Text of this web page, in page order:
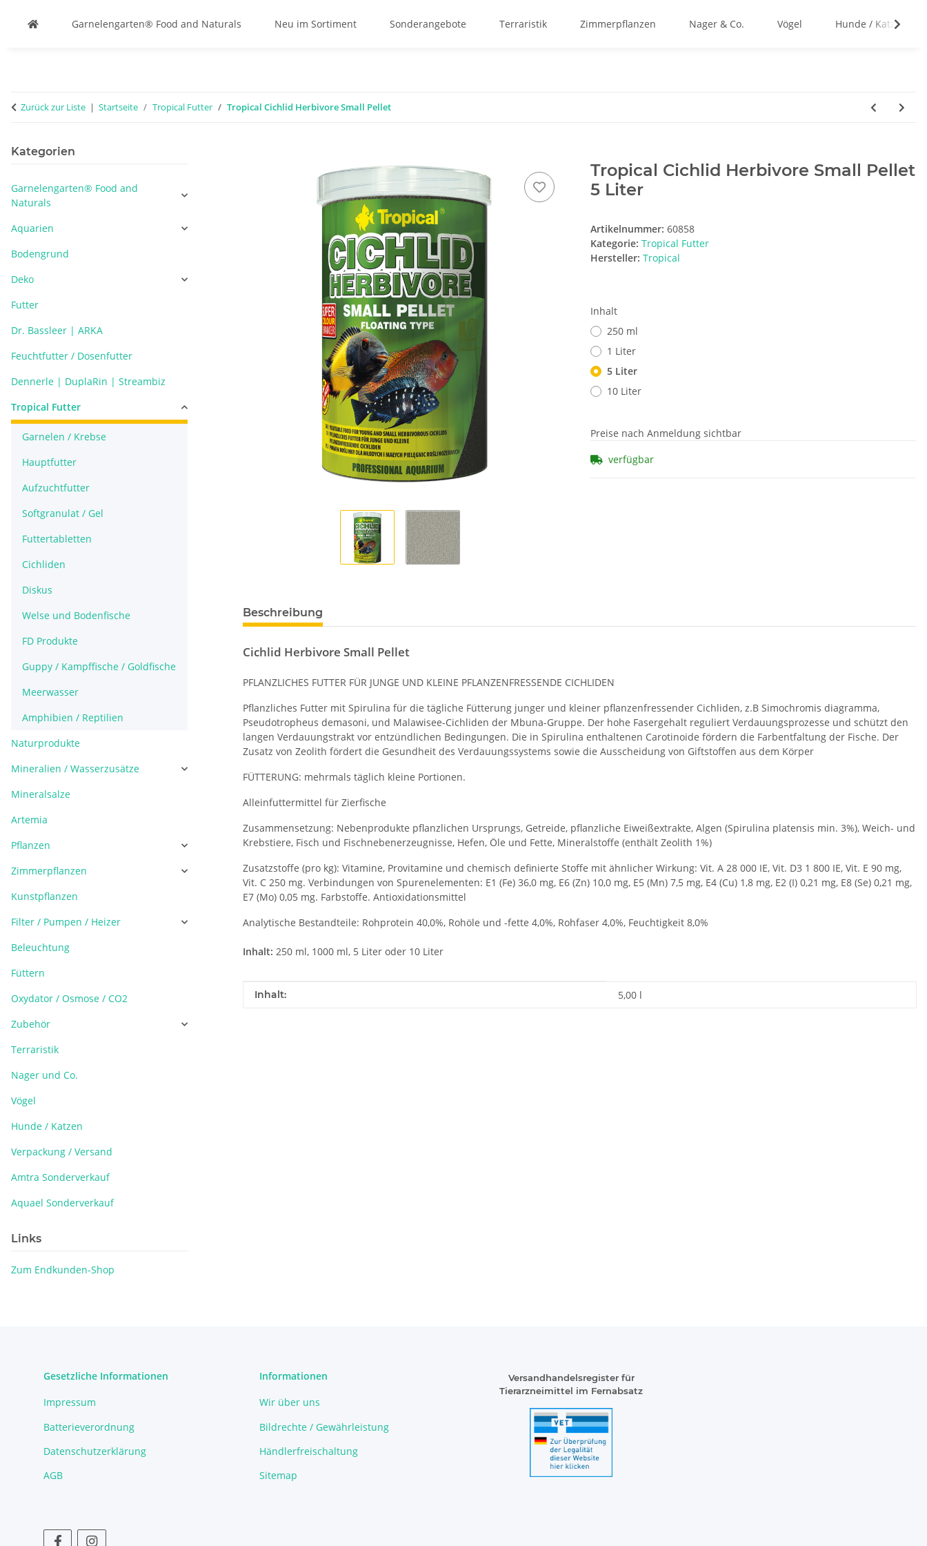
Garnelengarten® Food and Naturals Neu im Sortiment Sonderangebote Terraristik Zimmerpflanzen Nager & Co. Vögel Hunde / Katzen
Zurück zur Liste Startseite Tropical Futter Tropical Cichlid Herbivore Small Pellet
Tropical Cichlid Herbivore Small Pellet
5 Liter
Artikelnummer: 60858
Kategorie: Tropical Futter
Hersteller: Tropical
Inhalt
250 ml
1 Liter
5 Liter
10 Liter
Preise nach Anmeldung sichtbar
verfügbar
Beschreibung
Cichlid Herbivore Small Pellet
PFLANZLICHES FUTTER FÜR JUNGE UND KLEINE PFLANZENFRESSENDE CICHLIDEN
Pflanzliches Futter mit Spirulina für die tägliche Fütterung junger und kleiner pflanzenfressender Cichliden, z.B Simochromis diagramma,
Pseudotropheus demasoni, und Malawisee-Cichliden der Mbuna-Gruppe. Der hohe Fasergehalt reguliert Verdauungsprozesse und schützt den
langen Verdauungstrakt vor entzündlichen Bedingungen. Die in Spirulina enthaltenen Carotinoide fördern die Farbentfaltung der Fische. Der
Zusatz von Zeolith fördert die Gesundheit des Verdauungssystems sowie die Ausscheidung von Giftstoffen aus dem Körper
FÜTTERUNG: mehrmals täglich kleine Portionen.
Alleinfuttermittel für Zierfische
Zusammensetzung: Nebenprodukte pflanzlichen Ursprungs, Getreide, pflanzliche Eiweißextrakte, Algen (Spirulina platensis min. 3%), Weich- und
Krebstiere, Fisch und Fischnebenerzeugnisse, Hefen, Öle und Fette, Mineralstoffe (enthält Zeolith 1%)
Zusatzstoffe (pro kg): Vitamine, Provitamine und chemisch definierte Stoffe mit ähnlicher Wirkung: Vit. A 28 000 IE, Vit. D3 1 800 IE, Vit. E 90 mg,
Vit. C 250 mg. Verbindungen von Spurenelementen: E1 (Fe) 36,0 mg, E6 (Zn) 10,0 mg, E5 (Mn) 7,5 mg, E4 (Cu) 1,8 mg, E2 (I) 0,21 mg, E8 (Se) 0,21 mg,
E7 (Mo) 0,05 mg. Farbstoffe. Antioxidationsmittel
Analytische Bestandteile: Rohprotein 40,0%, Rohöle und -fette 4,0%, Rohfaser 4,0%, Feuchtigkeit 8,0%
Inhalt: 250 ml, 1000 ml, 5 Liter oder 10 Liter
Produkteigenschaft
Wert
Inhalt: 5,00 l
Kategorien
Garnelengarten® Food and
Naturals
Aquarien
Bodengrund
Deko
Futter
Dr. Bassleer | ARKA
Feuchtfutter / Dosenfutter
Dennerle | DuplaRin | Streambiz
Tropical Futter
Garnelen / Krebse
Hauptfutter
Aufzuchtfutter
Softgranulat / Gel
Futtertabletten
Cichliden
Diskus
Welse und Bodenfische
FD Produkte
Guppy / Kampffische / Goldfische
Meerwasser
Amphibien / Reptilien
Naturprodukte
Mineralien / Wasserzusätze
Mineralsalze
Artemia
Pflanzen
Zimmerpflanzen
Kunstpflanzen
Filter / Pumpen / Heizer
Beleuchtung
Füttern
Oxydator / Osmose / CO2
Zubehör
Terraristik
Nager und Co.
Vögel
Hunde / Katzen
Verpackung / Versand
Amtra Sonderverkauf
Aquael Sonderverkauf
Links
Zum Endkunden-Shop
Gesetzliche Informationen
Impressum
Batterieverordnung
Datenschutzerklärung
AGB
Informationen
Wir über uns
Bildrechte / Gewährleistung
Händlerfreischaltung
Sitemap
Versandhandelsregister für
Tierarzneimittel im Fernabsatz